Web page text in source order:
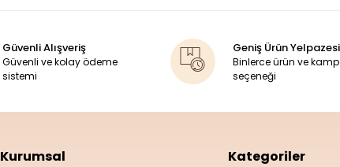
Güvenli Alışveriş
Güvenli ve kolay ödeme
sistemi
Geniş Ürün Yelpazesi
Binlerce ürün ve
seçeneği
Kurumsal Kategoriler